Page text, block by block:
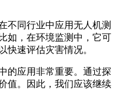
不同行业中应用无人机测
如，在环境监测中，它可
快速评估灾害情况。
的应用非常重要。通过探
值。因此，我们应该继续